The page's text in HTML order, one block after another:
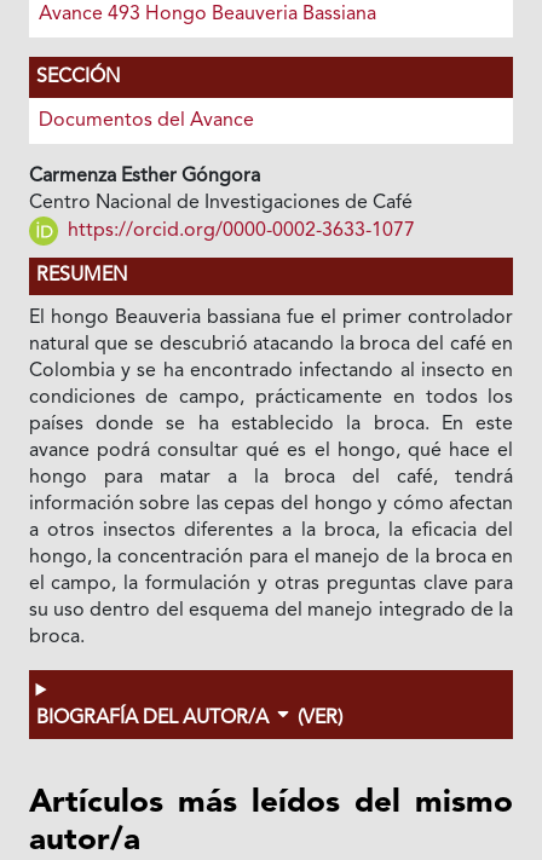
Avance 493 Hongo Beauveria Bassiana
SECCIÓN
Documentos del Avance
Carmenza Esther Góngora
Centro Nacional de Investigaciones de Café
https://orcid.org/0000-0002-3633-1077
RESUMEN
El hongo Beauveria bassiana fue el primer controlador
natural que se descubrió atacando la broca del café en
Colombia y se ha encontrado infectando al insecto en
condiciones de campo, prácticamente en todos los
países donde se ha establecido la broca. En este
avance podrá consultar qué es el hongo, qué hace el
hongo para matar a la broca del café, tendrá
información sobre las cepas del hongo y cómo afectan
a otros insectos diferentes a la broca, la eficacia del
hongo, la concentración para el manejo de la broca en
el campo, la formulación y otras preguntas clave para
su uso dentro del esquema del manejo integrado de la
broca.
BIOGRAFÍA DEL AUTOR/A (VER)
Artículos más leídos del mismo
autor/a